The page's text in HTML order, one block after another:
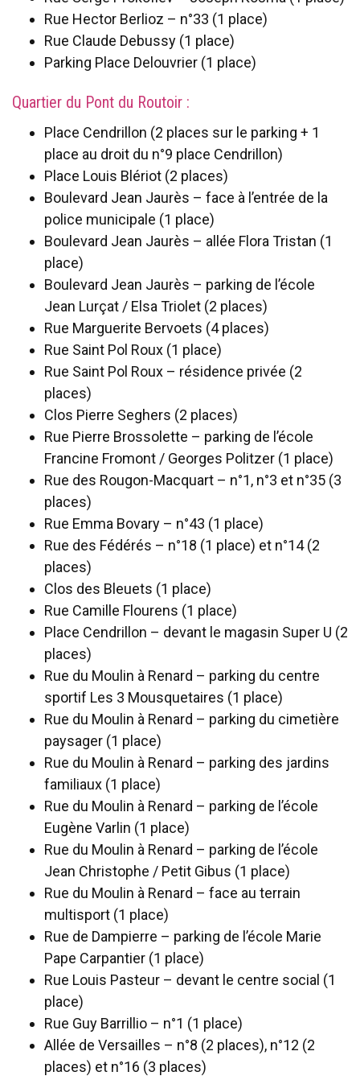
Rue Hector Berlioz – n°33 (1 place)
Rue Claude Debussy (1 place)
Parking Place Delouvrier (1 place)
Quartier du Pont du Routoir :
Place Cendrillon (2 places sur le parking + 1
place au droit du n°9 place Cendrillon)
Place Louis Blériot (2 places)
Boulevard Jean Jaurès – face à l’entrée de la
police municipale (1 place)
Boulevard Jean Jaurès – allée Flora Tristan (1
place)
Boulevard Jean Jaurès – parking de l’école
Jean Lurçat / Elsa Triolet (2 places)
Rue Marguerite Bervoets (4 places)
Rue Saint Pol Roux (1 place)
Rue Saint Pol Roux – résidence privée (2
places)
Clos Pierre Seghers (2 places)
Rue Pierre Brossolette – parking de l’école
Francine Fromont / Georges Politzer (1 place)
Rue des Rougon-Macquart – n°1, n°3 et n°35 (3
places)
Rue Emma Bovary – n°43 (1 place)
Rue des Fédérés – n°18 (1 place) et n°14 (2
places)
Clos des Bleuets (1 place)
Rue Camille Flourens (1 place)
Place Cendrillon – devant le magasin Super U (2
places)
Rue du Moulin à Renard – parking du centre
sportif Les 3 Mousquetaires (1 place)
Rue du Moulin à Renard – parking du cimetière
paysager (1 place)
Rue du Moulin à Renard – parking des jardins
familiaux (1 place)
Rue du Moulin à Renard – parking de l’école
Eugène Varlin (1 place)
Rue du Moulin à Renard – parking de l’école
Jean Christophe / Petit Gibus (1 place)
Rue du Moulin à Renard – face au terrain
multisport (1 place)
Rue de Dampierre – parking de l’école Marie
Pape Carpantier (1 place)
Rue Louis Pasteur – devant le centre social (1
place)
Rue Guy Barrillio – n°1 (1 place)
Allée de Versailles – n°8 (2 places), n°12 (2
places) et n°16 (3 places)